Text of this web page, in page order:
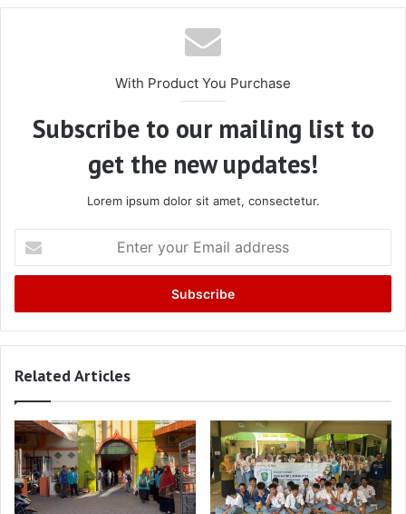
With Product You Purchase
Subscribe to our mailing list to
get the new updates!
Lorem ipsum dolor sit amet, consectetur.
your
Email
Related Articles